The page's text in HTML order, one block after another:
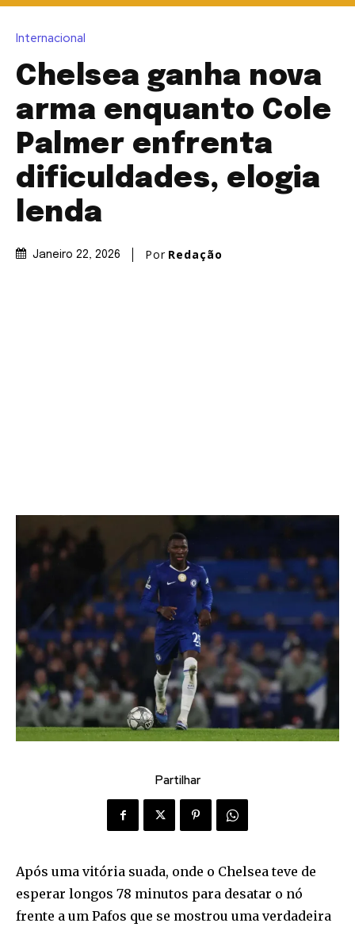
Internacional
Chelsea ganha nova
arma enquanto Cole
Palmer enfrenta
dificuldades, elogia
lenda
Janeiro 22, 2026 Por Redação
Partilhar
Após uma vitória suada, onde o Chelsea teve de
esperar longos 78 minutos para desatar o nó
frente a um Pafos que se mostrou uma verdadeira